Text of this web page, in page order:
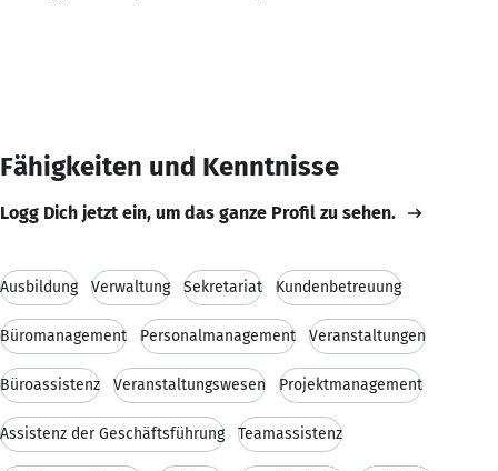
Fähigkeiten und Kenntnisse
Logg Dich jetzt ein, um das ganze Profil zu sehen.
Ausbildung Verwaltung Sekretariat Kundenbetreuung
Büromanagement Personalmanagement Veranstaltungen
Büroassistenz Veranstaltungswesen Projektmanagement
Assistenz der Geschäftsführung Teamassistenz